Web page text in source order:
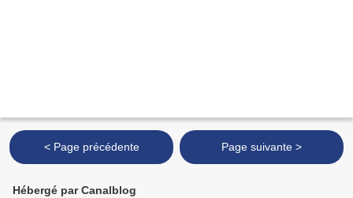
< Page précédente Page suivante >
Hébergé par Canalblog